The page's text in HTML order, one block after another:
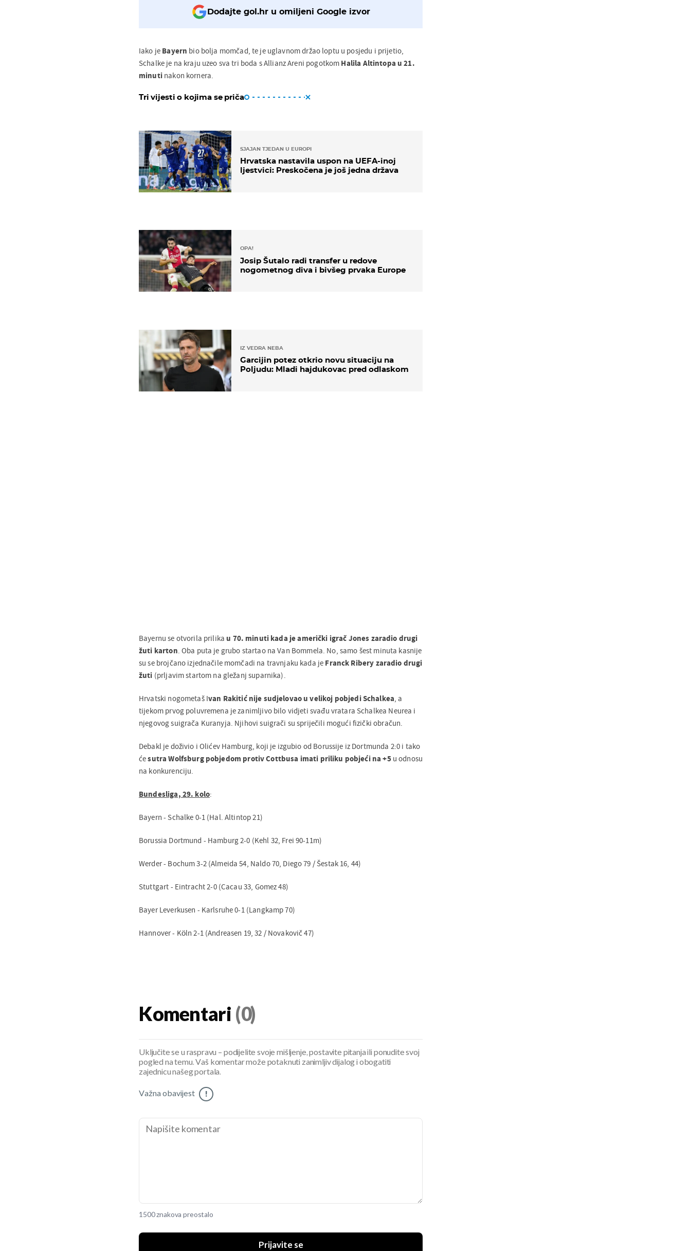
Dodajte gol.hr u omiljeni Google izvor
Iako je Bayern bio bolja momčad, te je uglavnom držao loptu u posjedu i prijetio,
Schalke je na kraju uzeo sva tri boda s Allianz Areni pogotkom Halila Altintopa u 21.
minutinakon kornera.
Tri vijesti o kojima se priča
SJAJAN TJEDAN U EUROPI
Hrvatska nastavila uspon na UEFA-inoj
ljestvici: Preskočena je još jedna država
OPA!
Josip Šutalo radi transfer u redove
nogometnog diva i bivšeg prvaka Europe
IZ VEDRA NEBA
Garcijin potez otkrio novu situaciju na
Poljudu: Mladi hajdukovac pred odlaskom
Bayernu se otvorila prilika u 70. minuti kada je američki igrač Jones zaradio drugi
žuti karton. Oba puta je grubo startao na Van Bommela. No, samo šest minuta kasnije
su se brojčano izjednačile momčadi na travnjaku kada je Franck Ribery zaradio drugi
žuti (prljavim startom na gležanj suparnika).
Hrvatski nogometaš Ivan Rakitić nije sudjelovao u velikoj pobjedi Schalkea, a
tijekom prvog poluvremena je zanimljivo bilo vidjeti svađu vratara Schalkea Neurea i
njegovog suigrača Kuranyja. Njihovi suigrači su spriječili mogući fizički obračun.
Debakl je doživio i Olićev Hamburg, koji je izgubio od Borussije iz Dortmunda 2:0 i tako
ćesutra Wolfsburg pobjedom protiv Cottbusa imati priliku pobjeći na +5 u odnosu
na konkurenciju.
Bundesliga, 29. kolo:
Bayern - Schalke 0-1 (Hal. Altintop 21)
Borussia Dortmund - Hamburg 2-0 (Kehl 32, Frei 90-11m)
Werder - Bochum 3-2 (Almeida 54, Naldo 70, Diego 79 / Šestak 16, 44)
Stuttgart - Eintracht 2-0 (Cacau 33, Gomez 48)
Bayer Leverkusen - Karlsruhe 0-1 (Langkamp 70)
Hannover - Köln 2-1 (Andreasen 19, 32 / Novakovič 47)
Komentari (0)
Uključite se u raspravu – podijelite svoje mišljenje, postavite pitanja ili ponudite svoj
pogled na temu. Vaš komentar može potaknuti zanimljiv dijalog i obogatiti
zajednicu našeg portala.
Važna obavijest !
1500 znakova preostalo
Prijavite se